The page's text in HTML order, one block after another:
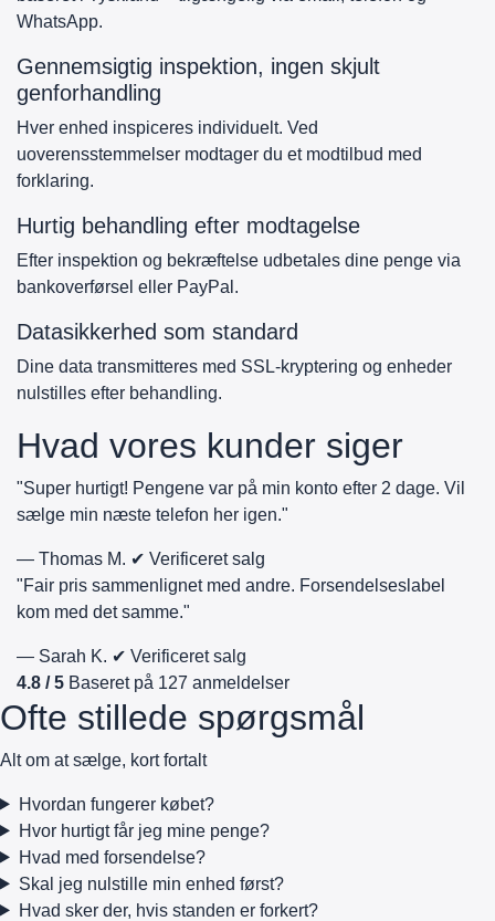
WhatsApp.
Gennemsigtig inspektion, ingen skjult
genforhandling
Hver enhed inspiceres individuelt. Ved
uoverensstemmelser modtager du et modtilbud med
forklaring.
Hurtig behandling efter modtagelse
Efter inspektion og bekræftelse udbetales dine penge via
bankoverførsel eller PayPal.
Datasikkerhed som standard
Dine data transmitteres med SSL-kryptering og enheder
nulstilles efter behandling.
Hvad vores kunder siger
"Super hurtigt! Pengene var på min konto efter 2 dage. Vil
sælge min næste telefon her igen."
— Thomas M. ✔ Verificeret salg
"Fair pris sammenlignet med andre. Forsendelseslabel
kom med det samme."
— Sarah K. ✔ Verificeret salg
4.8 / 5 Baseret på 127 anmeldelser
Ofte stillede spørgsmål
Alt om at sælge, kort fortalt
Hvordan fungerer købet?
Hvor hurtigt får jeg mine penge?
Hvad med forsendelse?
Skal jeg nulstille min enhed først?
Hvad sker der, hvis standen er forkert?